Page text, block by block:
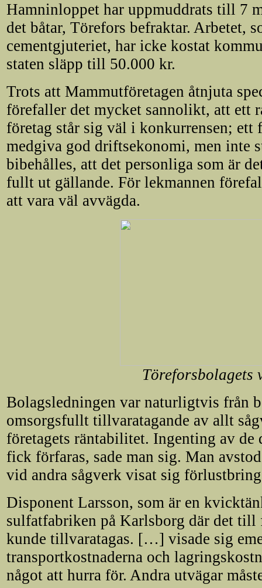
Hamninloppet har uppmuddrats till 7
det båtar, Törefors befraktar. Arbetet,
cementgjuteriet, har icke kostat
staten släpp till 50.000 kr.
Trots att Mammutföretagen åtnjuta
förefaller det mycket sannolikt, att ett
företag står sig väl i konkurrensen;
medgiva god driftsekonomi, men inte
bibehålles, att det personliga som är
fullt ut gällande. För lekmannen
att vara väl avvägda.
Töreforsbolagets
Bolagsledningen var naturligtvis från
omsorgsfullt tillvaratagande av allt
företagets räntabilitet. Ingenting av de
fick förfaras, sade man sig. Man
vid andra sågverk visat sig
Disponent Larsson, som är en
sulfatfabriken på Karlsborg där det
kunde tillvaratagas. […] visade sig
transportkostnaderna och
något att hurra för. Andra utvägar